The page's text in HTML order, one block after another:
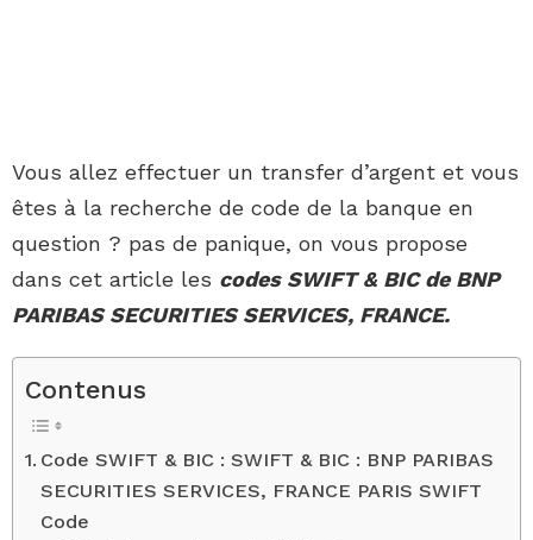
Vous allez effectuer un transfer d’argent et vous
êtes à la recherche de code de la banque en
question ? pas de panique, on vous propose
dans cet article les codes SWIFT & BIC de BNP
PARIBAS SECURITIES SERVICES, FRANCE.
Contenus
Code SWIFT & BIC : SWIFT & BIC : BNP PARIBAS
SECURITIES SERVICES, FRANCE PARIS SWIFT
Code